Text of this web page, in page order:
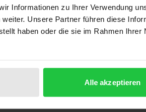
Informationen zu Ihrer Verwendung
Unsere Partner führen diese
haben oder die sie im Rahmen Ihrer
Alle akzeptieren
List
Product